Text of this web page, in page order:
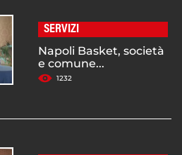
SERVIZI
Napoli Basket, società
e comune...
1232